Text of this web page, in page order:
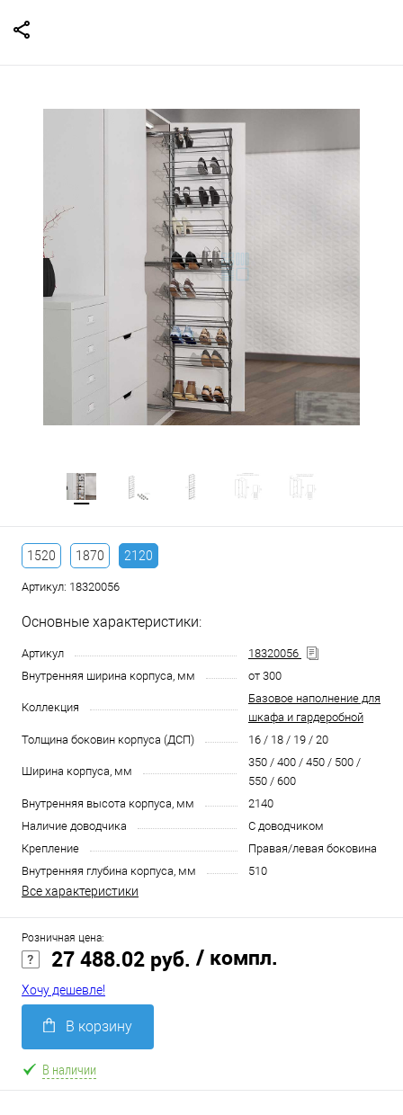
1520 1870 2120
Артикул: 18320056
Основные характеристики:
Артикул
18320056
Внутренняя ширина корпуса, мм
от 300
Коллекция
Базовое наполнение для
шкафа и гардеробной
Толщина боковин корпуса (ДСП)
16 / 18 / 19 / 20
Ширина корпуса, мм
350 / 400 / 450 / 500 /
550 / 600
Внутренняя высота корпуса, мм
2140
Наличие доводчика
С доводчиком
Крепление
Правая/левая боковина
Внутренняя глубина корпуса, мм
510
Все характеристики
Розничная цена:
27 488.02 руб. / компл.
Хочу дешевле!
В корзину
В наличии